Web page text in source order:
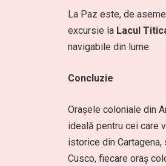
La Paz este, de
excursie la Lacul
navigabile din lume.
Concluzie
Orașele coloniale din
ideală pentru cei care
istorice din
Cusco, fiecare oraș